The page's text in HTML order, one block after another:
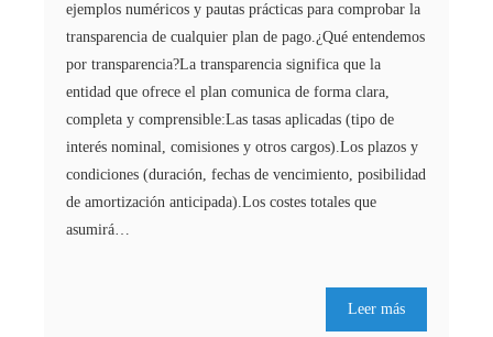
ejemplos numéricos y pautas prácticas para comprobar la
transparencia de cualquier plan de pago.¿Qué entendemos
por transparencia?La transparencia significa que la
entidad que ofrece el plan comunica de forma clara,
completa y comprensible:Las tasas aplicadas (tipo de
interés nominal, comisiones y otros cargos).Los plazos y
condiciones (duración, fechas de vencimiento, posibilidad
de amortización anticipada).Los costes totales que
asumirá…
Leer más